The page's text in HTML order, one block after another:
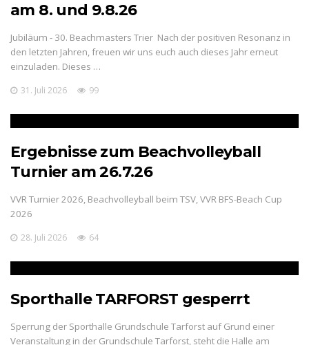
am 8. und 9.8.26
Jubiläum - 30. Beachmasters Trier Nach der positiven Resonanz in
den letzten Jahren, freuen wir uns euch auch dieses Jahr erneut
einzuladen. Dieses …
31. Juli 2026 99
Ergebnisse zum Beachvolleyball
Turnier am 26.7.26
VVR Turnier 2026, Beachvolleyball beim TSV, VVR BFS-Beach Cup
2026
28. Juli 2026 64
Sporthalle TARFORST gesperrt
Sperrung der Sporthalle Grundschule Tarforst auf Grund einer
Veranstaltung in der Grundschule Tarforst, steht die Halle am